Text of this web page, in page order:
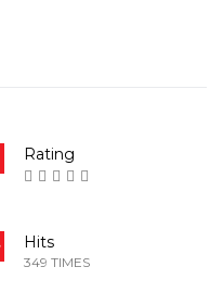
Rating
Hits
349 TIMES